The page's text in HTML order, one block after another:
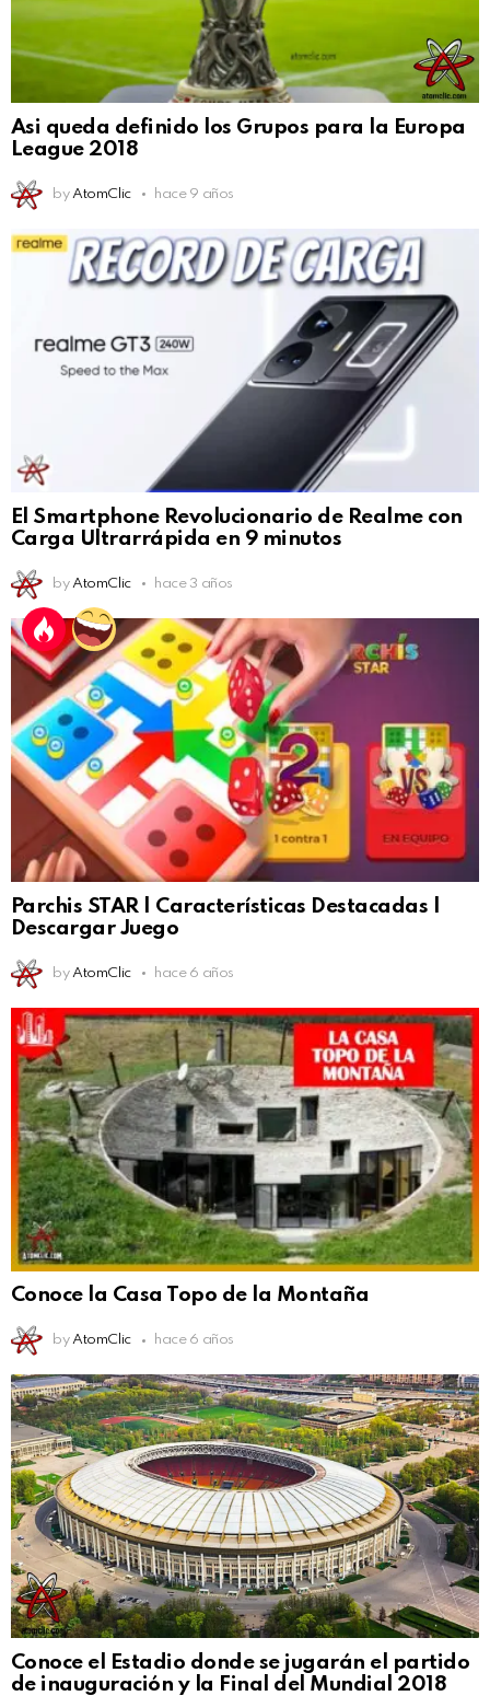
Asi queda definido los Grupos para la Europa
League 2018
by AtomClic hace 9 años
El Smartphone Revolucionario de Realme con
Carga Ultrarrápida en 9 minutos
by AtomClic hace 3 años
Parchis STAR | Características Destacadas |
Descargar Juego
by AtomClic hace 6 años
Conoce la Casa Topo de la Montaña
by AtomClic hace 6 años
Conoce el Estadio donde se jugarán el partido
de inauguración y la Final del Mundial 2018